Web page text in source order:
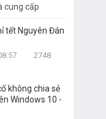
cung cấp
tết Nguyên Đán
2748
không chia sẻ
Windows 10 -